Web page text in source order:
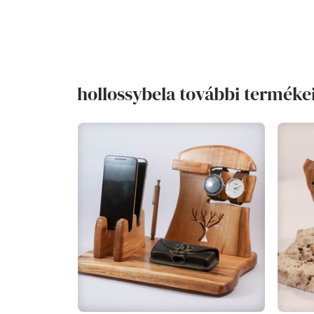
hollossybela további